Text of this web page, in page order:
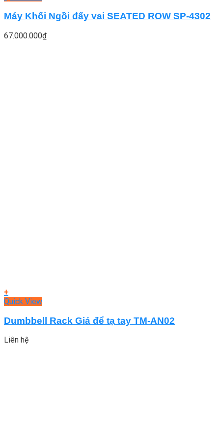
Máy Khối Ngồi đẩy vai SEATED ROW SP-4302
67.000.000₫
+
Quick View
Dumbbell Rack Giá để tạ tay TM-AN02
Liên hệ